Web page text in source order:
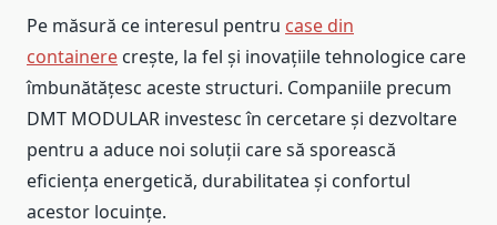
Pe măsură ce interesul pentru case din
containere crește, la fel și inovațiile tehnologice care
îmbunătățesc aceste structuri. Companiile precum
DMT MODULAR investesc în cercetare și dezvoltare
pentru a aduce noi soluții care să sporească
eficiența energetică, durabilitatea și confortul
acestor locuințe.